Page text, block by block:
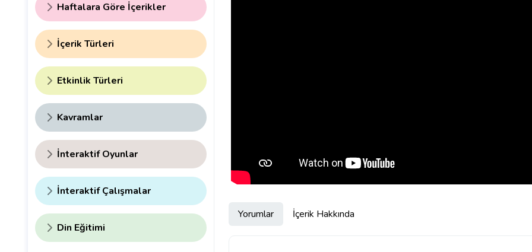
Haftalara Göre İçerikler
İçerik Türleri
Etkinlik Türleri
Kavramlar
İnteraktif Oyunlar
İnteraktif Çalışmalar
Din Eğitimi
Yorumlar İçerik Hakkında